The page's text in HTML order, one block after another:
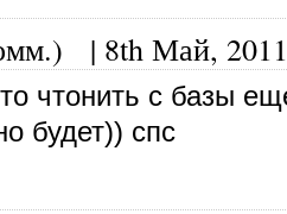
| 8th Май, 2011
чтонить с базы
будет)) спс